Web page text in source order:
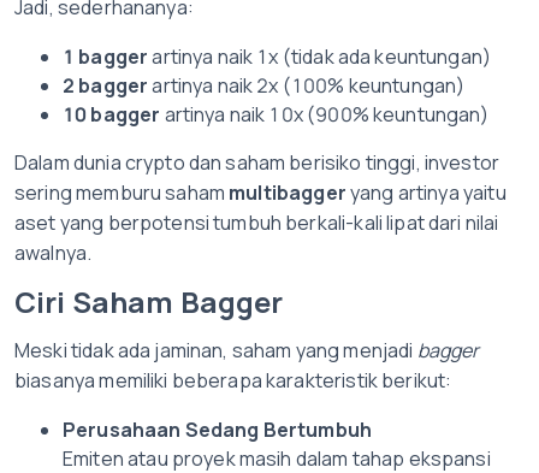
Jadi, sederhananya:
1 baggerartinya naik 1x (tidak ada keuntungan)
2 baggerartinya naik 2x (100% keuntungan)
10 bagger artinya naik 10x (900% keuntungan)
Dalam dunia crypto dan saham berisiko tinggi, investor
sering memburu saham multibaggeryang artinya yaitu
aset yang berpotensi tumbuh berkali-kali lipat dari nilai
awalnya.
Ciri Saham Bagger
Meski tidak ada jaminan, saham yang menjadi bagger
biasanya memiliki beberapa karakteristik berikut:
Perusahaan Sedang Bertumbuh
Emiten atau proyek masih dalam tahap ekspansi